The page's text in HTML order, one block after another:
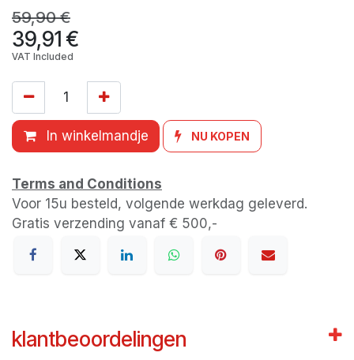
59,90€
39,91 €
VAT Included
In winkelmandje NU KOPEN
Terms and Conditions
Voor 15u besteld, volgende werkdag geleverd.
Gratis verzending vanaf € 500,-
klantbeoordelingen